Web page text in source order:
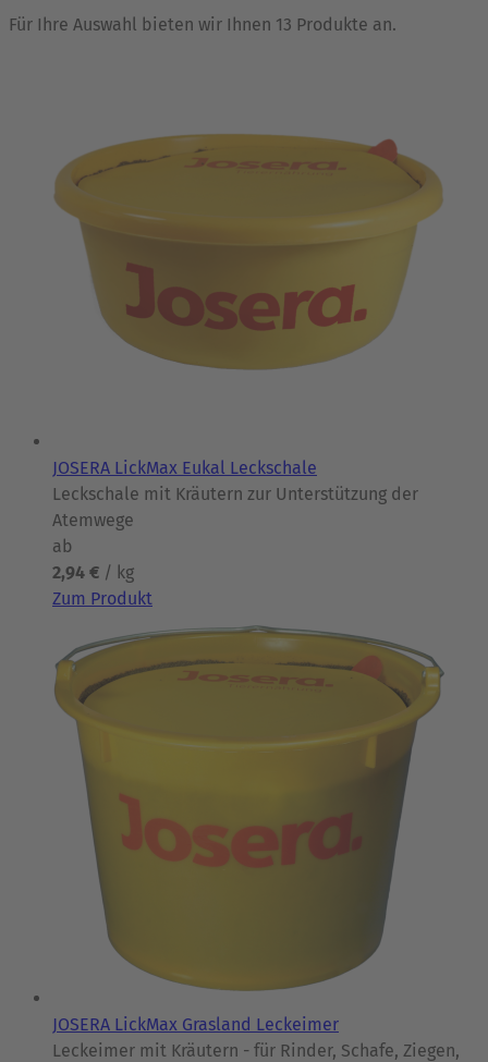
Für Ihre Auswahl bieten wir Ihnen 13 Produkte an.
JOSERA LickMax Eukal Leckschale
Leckschale mit Kräutern zur Unterstützung der
Atemwege
ab
2,94 € / kg
Zum Produkt
JOSERA LickMax Grasland Leckeimer
Leckeimer mit Kräutern - für Rinder, Schafe, Ziegen,